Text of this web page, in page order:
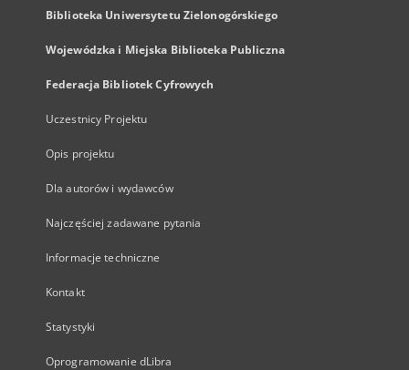
Biblioteka Uniwersytetu Zielonogórskiego
Wojewódzka i Miejska Biblioteka Publiczna
Federacja Bibliotek Cyfrowych
Uczestnicy Projektu
Opis projektu
Dla autorów i wydawców
Najczęściej zadawane pytania
Informacje techniczne
Kontakt
Statystyki
Oprogramowanie dLibra